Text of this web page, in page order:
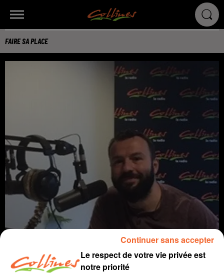
FAIRE SA PLACE
Le respect de votre vie privée est
notre priorité
Continuer sans accepter